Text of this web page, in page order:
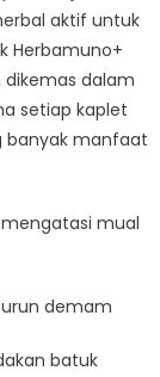
aktif untuk
Herbamuno+
dikemas dalam
setiap kaplet
banyak manfaat
mual
demam
batuk